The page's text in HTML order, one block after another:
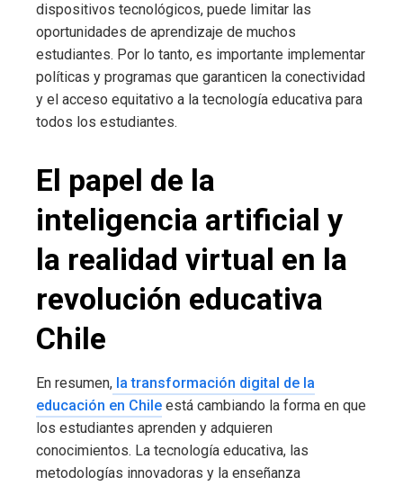
dispositivos tecnológicos, puede limitar las
oportunidades de aprendizaje de muchos
estudiantes. Por lo tanto, es importante implementar
políticas y programas que garanticen la conectividad
y el acceso equitativo a la tecnología educativa para
todos los estudiantes.
El papel de la
inteligencia artificial y
la realidad virtual en la
revolución educativa
Chile
En resumen, la transformación digital de la
educación en Chile está cambiando la forma en que
los estudiantes aprenden y adquieren
conocimientos. La tecnología educativa, las
metodologías innovadoras y la enseñanza